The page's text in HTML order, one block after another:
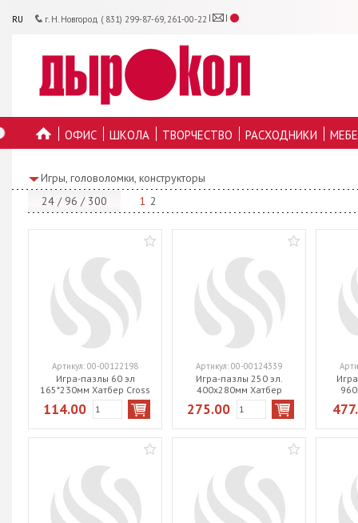
RU г. Н. Новгород ( 831) 299-87-69, 261-00-22
ОФИС ШКОЛА ТВОРЧЕСТВО РАСХОДНИКИ
Игры, головоломки, конструкторы
24 / 96 / 300 1 2
Игра-пазлы 60 эл
165*230мм Хатбер Cross
car 60ПЗ5_28377
Артикул: 00-00122198
114.00
Игра-пазлы 250 эл.
400х280мм Хатбер
Premium Сказочный
паровоз 250ПЗ3_32840
Артикул: 00-00124339
275.00